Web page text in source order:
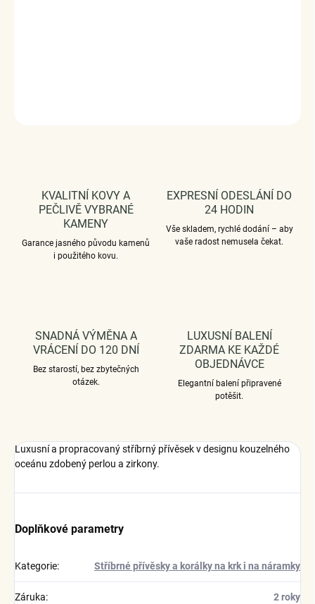
KVALITNÍ KOVY A
PEČLIVĚ VYBRANÉ
KAMENY
Garance jasného původu kamenů
i použitého kovu.
EXPRESNÍ ODESLÁNÍ DO
24 HODIN
Vše skladem, rychlé dodání – aby
vaše radost nemusela čekat.
SNADNÁ VÝMĚNA A
VRÁCENÍ DO 120 DNÍ
Bez starostí, bez zbytečných
otázek.
LUXUSNÍ BALENÍ
ZDARMA KE KAŽDÉ
OBJEDNÁVCE
Elegantní balení připravené
potěšit.
Luxusní a propracovaný stříbrný přívěsek v designu kouzelného
oceánu zdobený perlou a zirkony.
Doplňkové parametry
Kategorie: Stříbrné přívěsky a korálky na krk i na náramky
Záruka: 2 roky